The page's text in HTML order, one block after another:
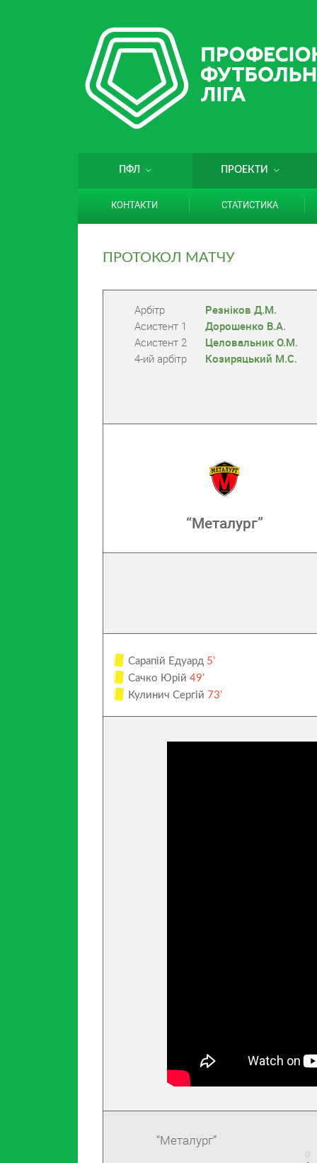
ПФЛ ПРОЕКТИ
КОНТАКТИ СТАТИСТИКА
ПРОТОКОЛ МАТЧУ
Арбітр
Резніков Д.М.
Асистент 1
Дорошенко В.А.
Асистент 2
Целовальник О.М.
4-ий арбітр
Козиряцький М.С.
“Металург”
Сарапій Едуард 5’
Сачко Юрій 49’
Кулинич Сергій 73’
“Металург”